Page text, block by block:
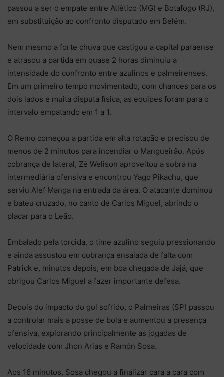
passou a ser o empate entre Atlético (MG) e Botafogo (RJ),
em substituição ao confronto disputado em Belém.
Nem mesmo a forte chuva que castigou a capital paraense
e atrasou a partida em quase 2 horas diminuiu a
intensidade do confronto entre azulinos e palmeirenses.
Em um primeiro tempo movimentado, com chances para os
dois lados e muita disputa física, as equipes foram para o
intervalo empatando em 1 a 1.
O Remo começou a partida em alta rotação e precisou de
menos de 2 minutos para incendiar o Mangueirão. Após
cobrança de lateral, Zé Welison aproveitou a sobra na
intermediária ofensiva e encontrou Yago Pikachu, que
serviu Alef Manga na entrada da área. O atacante dominou
e bateu cruzado, no canto de Carlos Miguel, abrindo o
placar para o Leão.
Embalado pela torcida, o time azulino seguiu pressionando
e ainda assustou em cobrança ensaiada de falta com
Patrick e, minutos depois, em boa chegada de Jajá, que
obrigou Carlos Miguel a fazer importante defesa.
Depois do impacto do gol sofrido, o Palmeiras (SP) passou
a controlar mais a posse de bola e aumentou a presença
ofensiva, explorando principalmente as jogadas de
velocidade com Jhon Arias e Ramón Sosa.
Aos 16 minutos, Sosa chegou a finalizar cara a cara com